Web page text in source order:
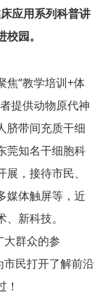
应用系列科普讲
园。
“教学培训+体
提供动物原代神
脐带间充质干细
莞知名干细胞科
，接待市民、
媒体触屏等，近
新科技。
群众的参
市民打开了解前沿